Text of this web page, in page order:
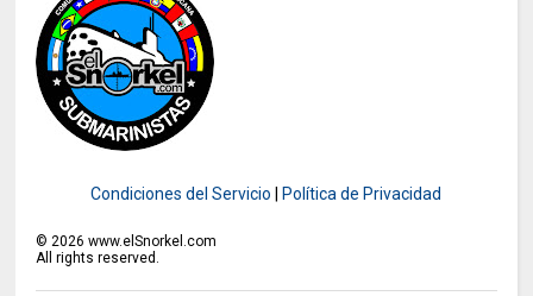
Condiciones del Servicio Política de Privacidad
© 2026 www.elSnorkel.com
All rights reserved.